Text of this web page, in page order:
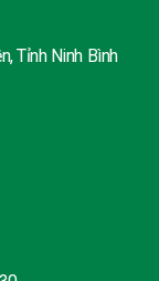
Tỉnh Ninh Bình